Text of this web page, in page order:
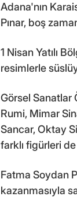
Adana'nın
Pınar, boş
1 Nisan Yatılı
resimlerle
Görsel Sanatlar
Rumi, Mimar
Sancar, Oktay
farklı figürleri
Fatma Soydan
kazanmasıyla